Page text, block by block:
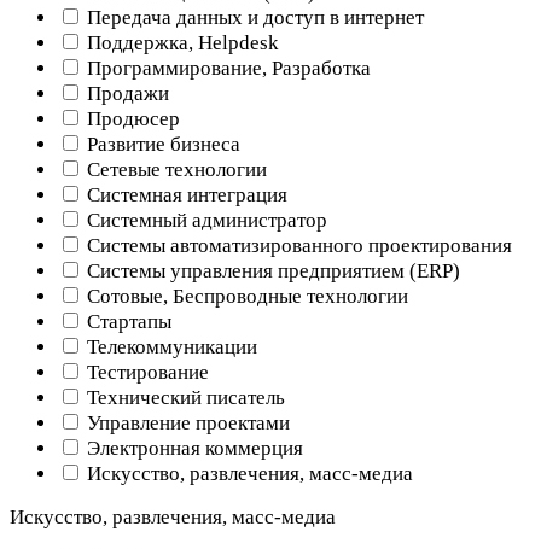
Передача данных и доступ в интернет
Поддержка, Helpdesk
Программирование, Разработка
Продажи
Продюсер
Развитие бизнеса
Сетевые технологии
Системная интеграция
Системный администратор
Системы автоматизированного проектирования
Системы управления предприятием (ERP)
Сотовые, Беспроводные технологии
Стартапы
Телекоммуникации
Тестирование
Технический писатель
Управление проектами
Электронная коммерция
Искусство, развлечения, масс-медиа
Искусство, развлечения, масс-медиа